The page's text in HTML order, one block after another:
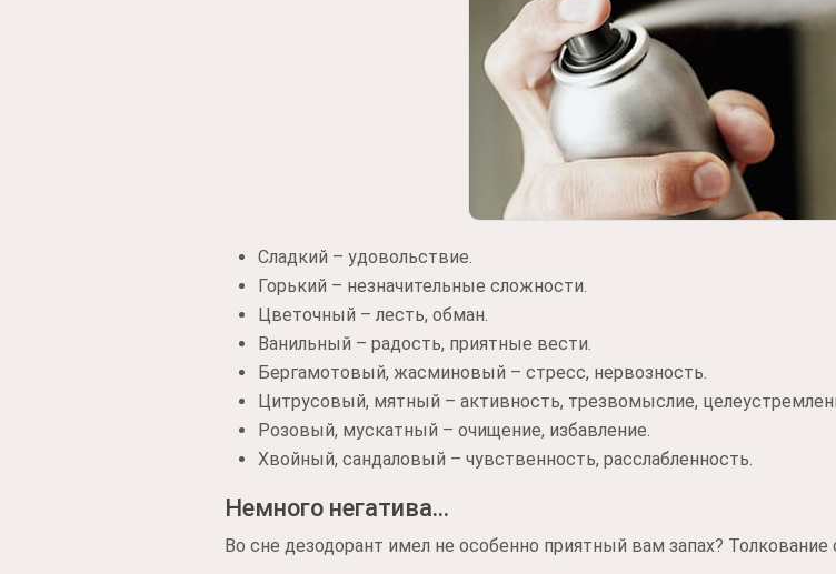
Сладкий – удовольствие.
Горький – незначительные сложности.
Цветочный – лесть, обман.
Ванильный – радость, приятные вести.
Бергамотовый, жасминовый – стресс, нервозность.
Цитрусовый, мятный – активность, трезвомыслие,
Розовый, мускатный – очищение, избавление.
Хвойный, сандаловый – чувственность, расслабленность.
Немного негатива…
Во сне дезодорант имел не особенно приятный вам запах? Толкование